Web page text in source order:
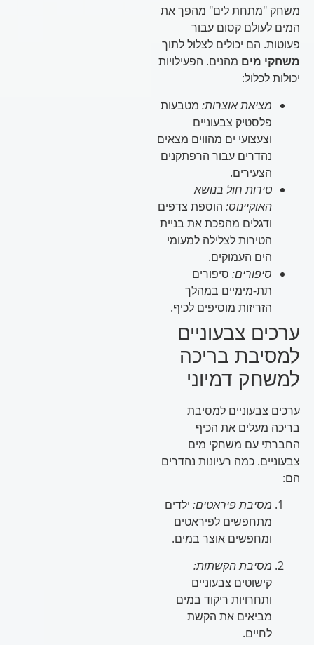
משחק "מתחת לים" מהפך את
המים לעולם קסום עבור
פעוטות. הם יכולים לצלול לתוך
משחקי מיםמהנים. הפעילויות
יכולות לכלול:
מציאת אוצרות:מטבעות
פלסטיק צבעוניים
וצעצועי ים מהווים מצאים
נהדרים עבור הרפתקנים
הצעירים.
טירות חול בנושא
האוקיינוס:הוספת צדפים
ודגלים מהפכת את בניית
הטירות לצלילה למעומי
הים העמוקים.
סיפורים:סיפורים
תת-מימיים במהלך
הזריזות מוסיפים לכיף.
ערכים צבעוניים
למסיבת בריכה
למשחק דמיוני
ערכים צבעוניים למסיבת
בריכה מעלים את הכיף
החברתי עם משחקי מים
צבעוניים. כמה רעיונות נהדרים
הם:
מסיבת פיראטים:ילדים
מתחפשים לפיראטים
ומחפשים אוצר במים.
מסיבת הקשתות:
קישוטים צבעוניים
ותחרויות ריקוד במים
מביאים את הקשת
לחיים.